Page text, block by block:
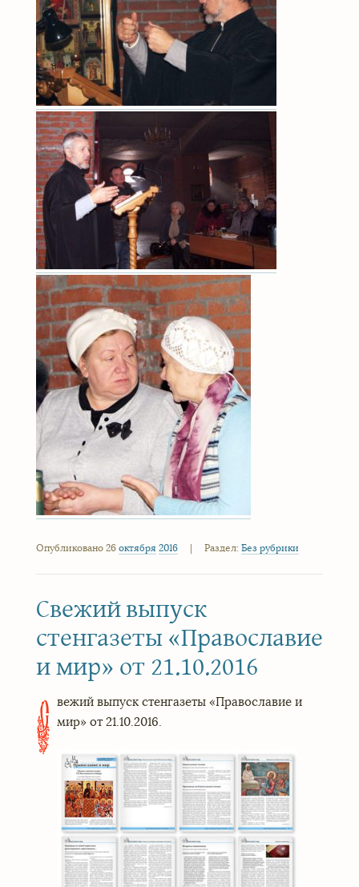
Опубликовано 26 октября 2016 | Раздел: Без рубрики
Свежий выпуск
стенгазеты «Православие
и мир» от 21.10.2016
С вежий выпуск стенгазеты «Православие и
мир» от 21.10.2016.